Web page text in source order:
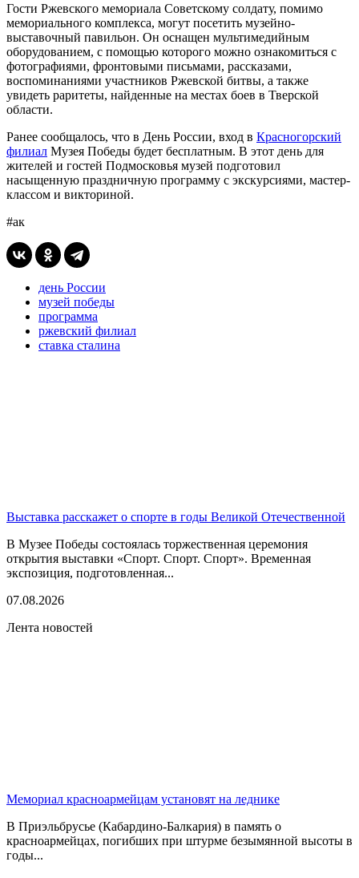
Гости Ржевского мемориала Советскому солдату, помимо
мемориального комплекса, могут посетить музейно-
выставочный павильон. Он оснащен мультимедийным
оборудованием, с помощью которого можно ознакомиться с
фотографиями, фронтовыми письмами, рассказами,
воспоминаниями участников Ржевской битвы, а также
увидеть раритеты, найденные на местах боев в Тверской
области.
Ранее сообщалось, что в День России, вход в Красногорский
филиал Музея Победы будет бесплатным. В этот день для
жителей и гостей Подмосковья музей подготовил
насыщенную праздничную программу с экскурсиями, мастер-
классом и викториной.
#ак
день России
музей победы
программа
ржевский филиал
ставка сталина
Выставка расскажет о спорте в годы Великой Отечественной
В Музее Победы состоялась торжественная церемония
открытия выставки «Спорт. Спорт. Спорт». Временная
экспозиция, подготовленная...
07.08.2026
Лента новостей
Мемориал красноармейцам установят на леднике
В Приэльбрусье (Кабардино-Балкария) в память о
красноармейцах, погибших при штурме безымянной высоты в
годы...